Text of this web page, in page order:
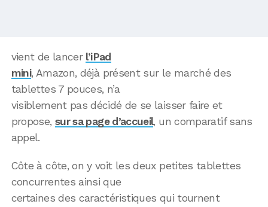
vient de lancer l’iPad
mini, Amazon, déjà présent sur le marché des
tablettes 7 pouces, n’a
visiblement pas décidé de se laisser faire et
propose, sur sa page d’accueil, un comparatif sans
appel.
Côte à côte, on y voit les deux petites tablettes
concurrentes ainsi que
certaines des caractéristiques qui tournent